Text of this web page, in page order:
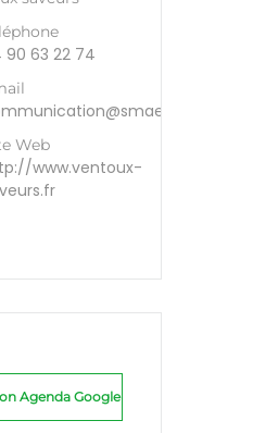
90 63 22 74
Web
www.ventoux-
Agenda Google